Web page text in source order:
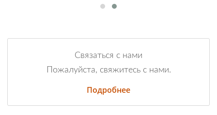
Связаться с нами
Пожалуйста, свяжитесь с нами.
Подробнее